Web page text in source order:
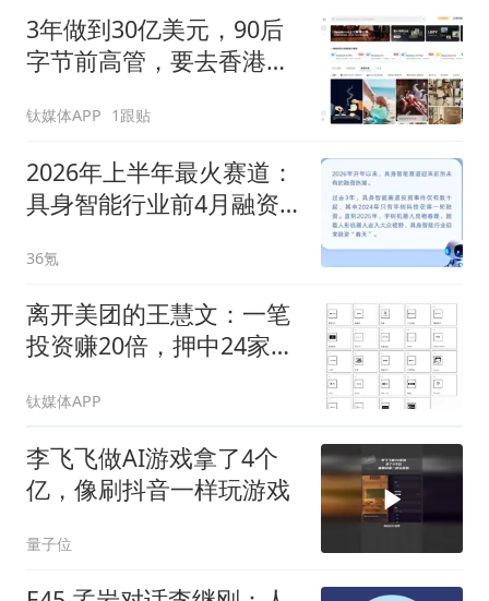
3年做到30亿美元，90后
字节前高管，要去香港敲
钛媒体APP 1跟贴
2026年上半年最火赛道：
具身智能行业前4月融资
元
36氪
离开美团的王慧文：一笔
投资赚20倍，押中24家AI
钛媒体APP
李飞飞做AI游戏拿了4个
亿，像刷抖音一样玩游戏
量子位